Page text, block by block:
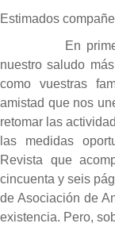
Estimados
En primer
nuestro saludo
como vuestras
amistad que nos
retomar las
las medidas
Revista que
cincuenta y seis
de Asociación de
existencia. Pero,